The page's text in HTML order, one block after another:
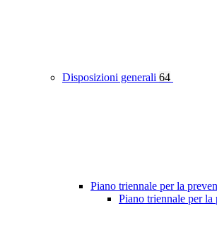
Disposizioni generali 64
Piano triennale per la
Piano triennale per